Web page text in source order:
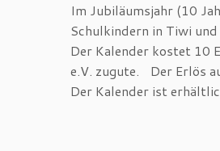
Im Jubiläumsjahr (10
Schulkindern in Tiwi
Der Kalender kostet 10
e.V. zugute. Der Erlös
Der Kalender ist